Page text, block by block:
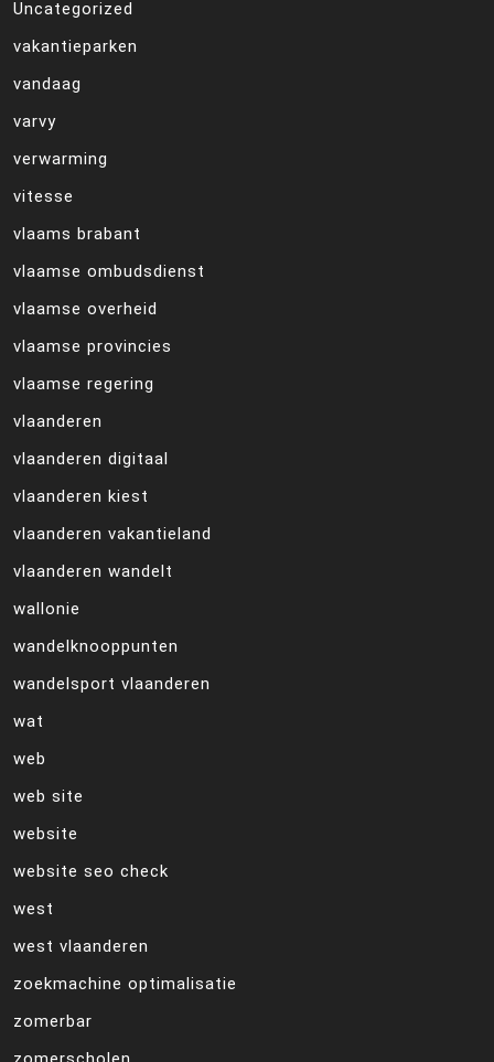
Uncategorized
vakantieparken
vandaag
varvy
verwarming
vitesse
vlaams brabant
vlaamse ombudsdienst
vlaamse overheid
vlaamse provincies
vlaamse regering
vlaanderen
vlaanderen digitaal
vlaanderen kiest
vlaanderen vakantieland
vlaanderen wandelt
wallonie
wandelknooppunten
wandelsport vlaanderen
wat
web
web site
website
website seo check
west
west vlaanderen
zoekmachine optimalisatie
zomerbar